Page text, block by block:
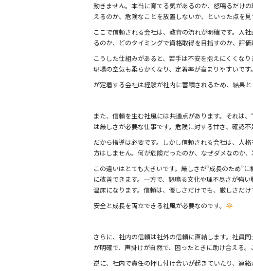
動きません。本当に育てる気があるのか、怒鳴るだけ
えるのか、危険なことを放置しないか、といった点を見
ここで信頼される会社は、教育の流れが明確です。入
るのか、どのタイミングで資格取得を目指すのか、評価
こうした仕組みがあると、若手は不安を抱えにくくな
現場の空気も柔らかくなり、定着率が高まりやすいです
が定着する会社は経験が社内に蓄積されるため、結果と
また、信頼を生む社風には共通点があります。それは
は厳しさが必要な仕事です。危険に対する甘さ、確認
だから指導は必要です。しかし信頼される会社は、人
方はしません。何が危険だったのか、なぜダメなのか、
この違いはとても大きいです。厳しさが“成長のため”
に改善できます。一方で、怒鳴る文化や理不尽さが強
温床になります。信頼は、優しさだけでも、厳しさだけ
安全と成長を両立できる社風が必要なのです。
さらに、社内の信頼は社外の信頼に直結します。社員
が明確で、声掛けが自然で、困ったときに助け合える
逆に、社内で責任の押し付け合いが起きていたり、連